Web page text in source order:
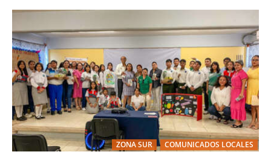
ZONA SUR COMUNICADOS LOCALES